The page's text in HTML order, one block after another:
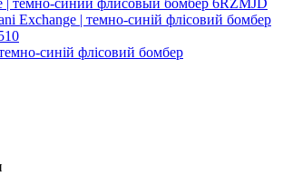
синій флісовий бомбер